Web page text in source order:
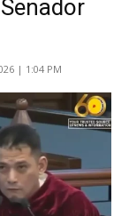
| 1:04 PM